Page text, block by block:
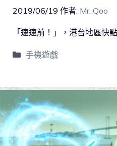
2019/06/19 作者: Mr. Qoo
「速速前！」，港台地區快
手機遊戲